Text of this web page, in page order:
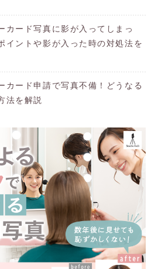
カード写真に影が入ってしまっ
イントや影が入った時の対処法を
カード申請で写真不備！どうなる
法を解説